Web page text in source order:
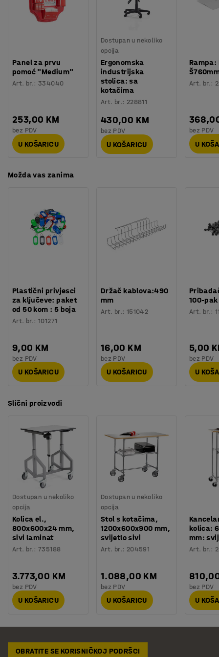
Specifikacija materijala
Lamicolor - 1366
Boja okvira ormara
Kotač: S kočnicom
Tip kotača:
4 okretna kotača
Montaža : Dolazi nesastavljeno
Panel za prvu
pomoć "Medium"
Art. br.:334040
253,00 KM
bez PDV
U KOŠARICU
Dostupan u nekoliko
opcija
Ergonomska
industrijska
stolica: sa
kotačima
Art. br.: 228811
430,00 KM
bez PDV
U KOŠARICU
Rampa:
Art. br.:
bez PDV
U
Možda vas zanima
Plastični privjesci
za ključeve: paket
od 50 kom : 5 boja
Art. br.:101271
9,00 KM
bez PDV
U KOŠARICU
Držač kablova:490
mm
Art. br.: 151042
16,00 KM
bez PDV
U KOŠARICU
100-pak
Art. br.:
5,00
bez PDV
U
Slični proizvodi
Dostupan u nekoliko
opcija
Kolica el.,
800x600x24 mm,
sivi laminat
Art. br.:735188
3.773,00 KM
bez PDV
U KOŠARICU
Dostupan u nekoliko
opcija
Stol s kotačima,
1200x600x900 mm,
svijetlo sivi
Art. br.: 204591
1.088,00 KM
bez PDV
U KOŠARICU
kolica:
mm:
Art. br.:
bez PDV
U
OBRATITE SE KORISNIČKOJ PODRŠCI